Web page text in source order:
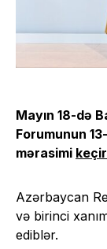
Mayın 18-də
Forumunun
mərasimi
Azərbaycan
və birinci
ediblər.